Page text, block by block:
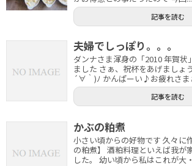
記事を読む
夫婦でしっぽり。。。
ダンナさま渾身の「2010 年賀状
ました さぁ、祝杯をあげまし
´∀｀)ﾉ かんぱーい♪お疲れさま
記事を読む
かぶの粕煮
小さい頃からの好物です 久々に
の粕煮】 酒粕料理といえば我が
した。 幼い頃から私はこれが大